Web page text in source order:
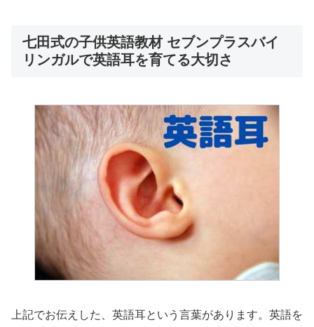
七田式の子供英語教材 セブンプラスバイ
リンガルで英語耳を育てる大切さ
上記でお伝えした、英語耳という言葉があります。英語を